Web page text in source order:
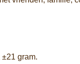
gram.